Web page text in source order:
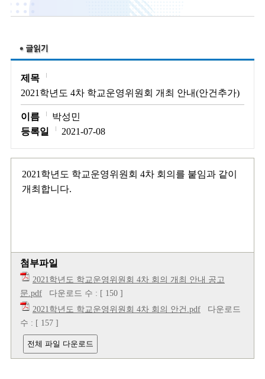
제목
2021학년도 4차 학교운영위원회 개최 안내(안건추가)
이름
박성민
등록일
2021-07-08
2021학년도 학교운영위원회 4차 회의를 붙임과 같이
개최합니다.
첨부파일
2021학년도 학교운영위원회 4차 회의 개최 안내 공고
문.pdf다운로드 수 : [ 150 ]
2021학년도 학교운영위원회 4차 회의 안건.pdf다운로드
수 : [ 157 ]
전체 파일 다운로드